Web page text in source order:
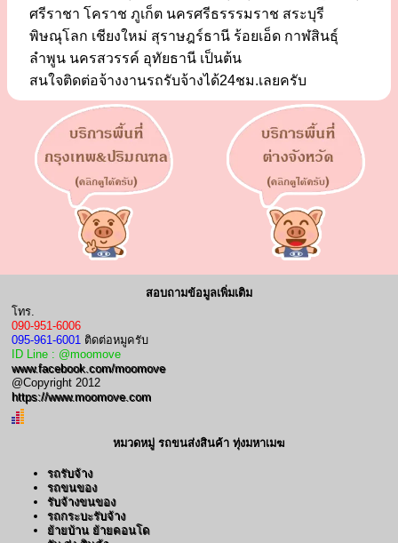
ศรีราชา โคราช ภูเก็ต นครศรีธรรรมราช สระบุรี
พิษณุโลก เชียงใหม่ สุราษฎร์ธานี ร้อยเอ็ด กาฬสินธุ์
ลำพูน นครสวรรค์ อุทัยธานี เป็นต้น
สนใจติดต่อจ้างงานรถรับจ้างได้24ชม.เลยครับ
สอบถามข้อมูลเพิ่มเติม
โทร.
090-951-6006
095-961-6001 ติดต่อหมูครับ
ID Line : @moomove
www.facebook.com/moomove
@Copyright 2012
https://www.moomove.com
หมวดหมู่ รถขนส่งสินค้า ทุ่งมหาเมฆ
รถรับจ้าง
รถขนของ
รับจ้างขนของ
รถกระบะรับจ้าง
ย้ายบ้าน ย้ายคอนโด